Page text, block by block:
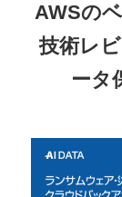
AWSの
技術レ
ータ